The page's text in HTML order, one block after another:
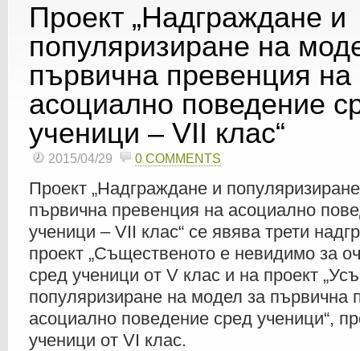
Проект „Надграждане и
популяризиране на
първична превенция на
асоциално поведение
ученици – VII клас“
2015/04/29 0 COMMENTS
Проект „Надграждане и
първична превенция на асоциално
ученици – VII клас“ се явява трети
проект „Същественото е невидимо за
сред ученици от V клас и на проект
популяризиране на модел за първична
асоциално поведение сред ученици“,
ученици от VI клас.